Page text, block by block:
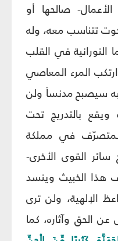
صالحها أو
تتناسب معه، وله
في القلب
ارتكب المرء المعاصي
سيصبح مدنساً ولن
ويقع بالتدريج تحت
في مملكة
القوى الأخرى-
هذا الخبيث وينسد
الإلهية، ولن ترى
عن الحق وآثاره، كما